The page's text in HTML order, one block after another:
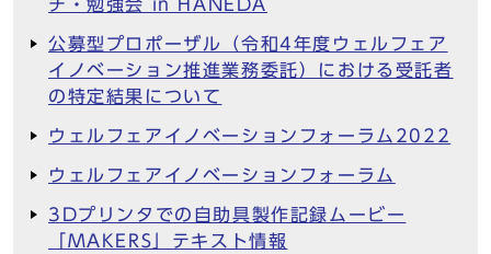
チ・勉強会 in HANEDA
公募型プロポーザル（令和4年度ウェルフェア
イノベーション推進業務委託）における受託者
の特定結果について
ウェルフェアイノベーションフォーラム2022
ウェルフェアイノベーションフォーラム
3Dプリンタでの自助具製作記録ムービー
「MAKERS」テキスト情報